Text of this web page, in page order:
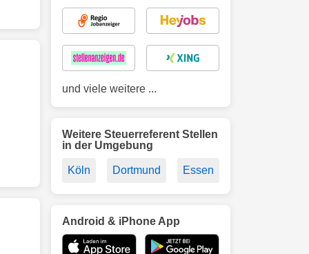
und viele weitere ...
Weitere Steuerreferent Stellen
in der Umgebung
Köln Dortmund Essen
Android & iPhone App